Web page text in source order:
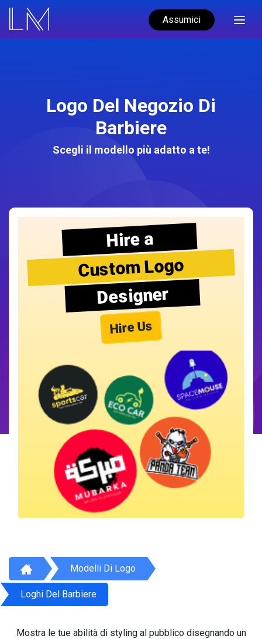
Assumici
Logo Del Negozio Di
Barbiere
Scegli il modello più adatto a te!
Hire a
Custom Logo
Designer
Hire Us
Modelli Di Logo
Loghi Del Barbiere
Mostra le tue abilità di styling al pubblico disegnando un